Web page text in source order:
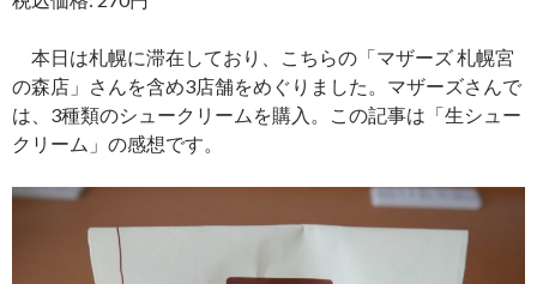
本日は札幌に滞在しており、こちらの「マザーズ 札幌宮
の森店」さんを含め3店舗をめぐりました。マザーズさんで
は、3種類のシュークリームを購入。この記事は「生シュー
クリーム」の感想です。